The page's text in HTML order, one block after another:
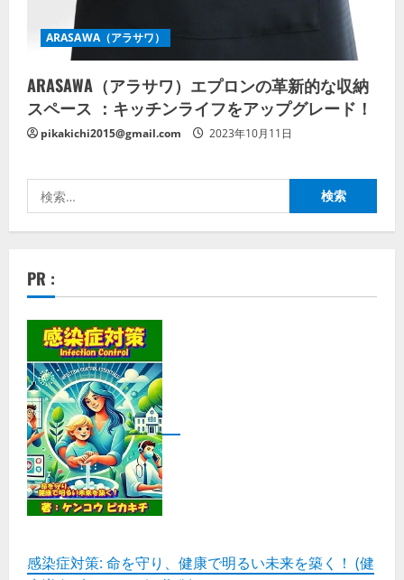
ARASAWA（アラサワ）
ARASAWA（アラサワ）エプロンの革新的な収納
スペース ：キッチンライフをアップグレード！
pikakichi2015@gmail.com 2023年10月11日
索:
PR :
感染症対策: 命を守り、健康で明るい未来を築く！ (健